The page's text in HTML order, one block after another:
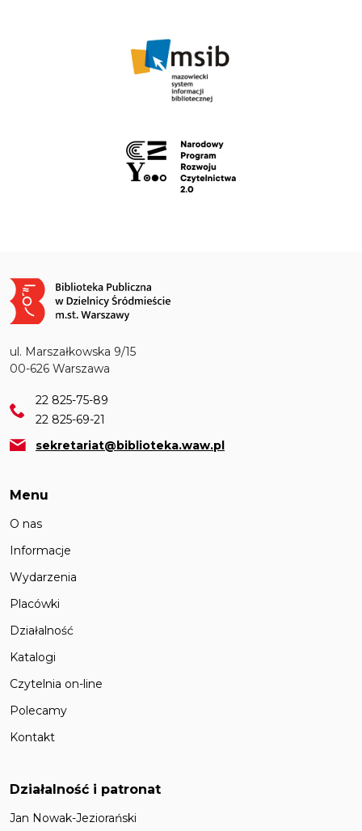
Obraz
ul. Marszałkowska 9/15
00-626 Warszawa
22 825-75-89
22 825-69-21
sekretariat@biblioteka.waw.pl
Menu
O nas
Informacje
Wydarzenia
Placówki
Działalność
Katalogi
Czytelnia on-line
Polecamy
Kontakt
Działalność i patronat
Jan Nowak-Jeziorański